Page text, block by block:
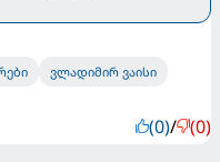
ვლადიმირ ვაისი
(0)/ (0)